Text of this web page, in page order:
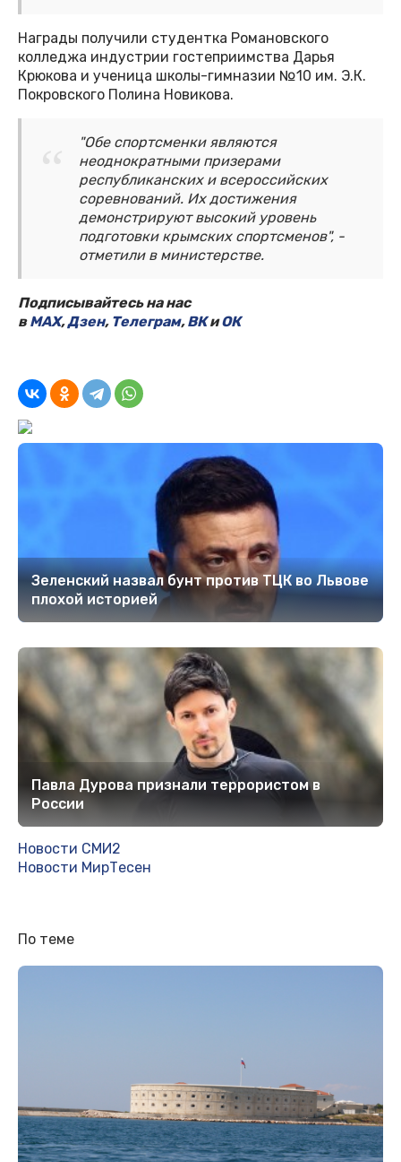
Награды получили студентка Романовского
колледжа индустрии гостеприимства Дарья
Крюкова и ученица школы-гимназии №10 им. Э.К.
Покровского Полина Новикова.
"Обе спортсменки являются
неоднократными призерами
республиканских и всероссийских
соревнований. Их достижения
демонстрируют высокий уровень
подготовки крымских спортсменов", -
отметили в министерстве.
Подписывайтесь на нас
вMAX,Дзен, Телеграм,ВКиОК
Зеленский назвал бунт против ТЦК во Львове
плохой историей
Павла Дурова признали террористом в
России
Новости СМИ2
Новости МирТесен
По теме